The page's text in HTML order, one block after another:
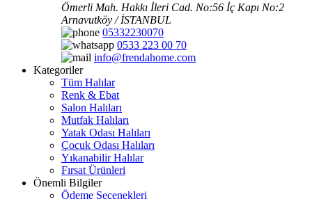
Ömerli Mah. Hakkı İleri Cad. No:56 İç Kapı No:2
Arnavutköy / İSTANBUL
05332230070
0533 223 00 70
info@frendahome.com
Kategoriler
Tüm Halılar
Renk & Ebat
Salon Halıları
Mutfak Halıları
Yatak Odası Halıları
Çocuk Odası Halıları
Yıkanabilir Halılar
Fırsat Ürünleri
Önemli Bilgiler
Ödeme Seçenekleri